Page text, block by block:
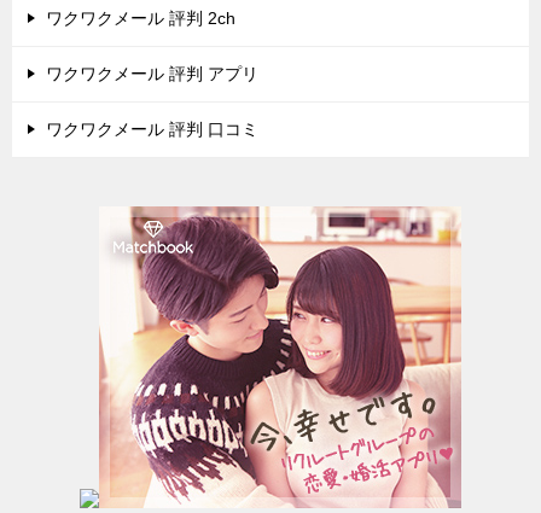
ワクワクメール 評判 2ch
ワクワクメール 評判 アプリ
ワクワクメール 評判 口コミ